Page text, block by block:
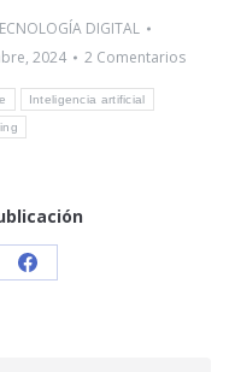
DIGITAL
2024
2 Comentarios
Inteligencia artificial
Share